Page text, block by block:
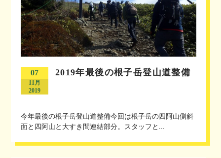
07
11月
2019
2019年最後の根子岳登山道整備
今年最後の根子岳登山道整備今回は根子岳の四阿山側斜
面と四阿山と大すき間連結部分。スタッフと...